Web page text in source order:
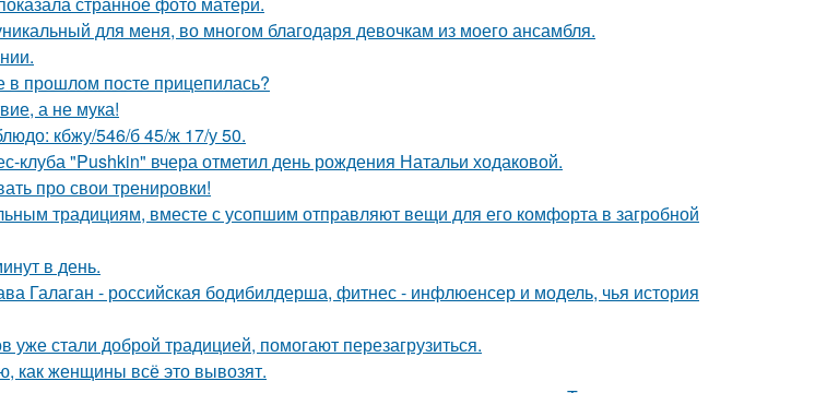
для меня, во многом благодаря девочкам из моего ансамбля.
в прошлом посте прицепилась?
а не мука!
кбжу/546/б 45/ж 17/у 50.
клуба "Pushkin" вчера отметил день рождения Натальи ходаковой.
про свои тренировки!
традициям, вместе с усопшим отправляют вещи для его комфорта в загробной
в день.
Галаган - российская бодибилдерша, фитнес - инфлюенсер и модель, чья история
уже стали доброй традицией, помогают перезагрузиться.
как женщины всё это вывозят.